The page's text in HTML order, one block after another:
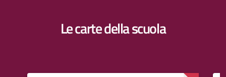
Le carte della scuola